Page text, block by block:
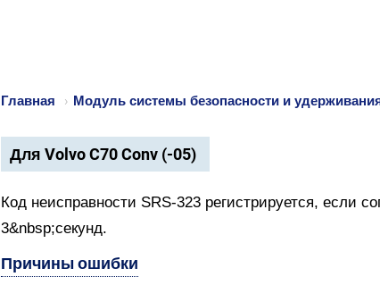
Главная › Модуль системы безопасности и
Для Volvo C70 Conv (-05)
Код неисправности SRS-323 регистрируется, если
3&nbsp;секунд.
Причины ошибки